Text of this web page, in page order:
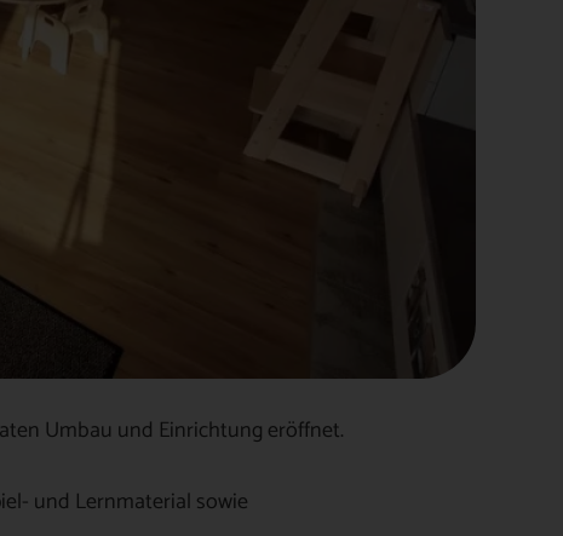
Umbau und Einrichtung eröffnet.
und Lernmaterial sowie